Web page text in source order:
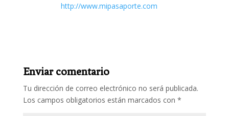
http://www.mipasaporte.com
Enviar comentario
Tu dirección de correo electrónico no será publicada.
Los campos obligatorios están marcados con *